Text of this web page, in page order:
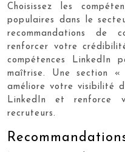
Choisissez les
populaires dans le
recommandations de
renforcer votre
compétences LinkedIn
maîtrise. Une section «
améliore votre visibilité
LinkedIn et renforce
recruteurs.